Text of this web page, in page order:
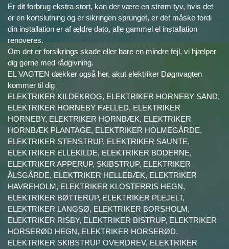
Er dit forbrug ekstra stort, kan der være en strøm tyv, hvis det
er en kortslutning og er sikringen sprunget, er det måske fordi
din installation er af ældre dato, alle gammel el installation
renoveres.
Om det er forsikrings skade eller bare en mindre fejl, vi hjælper
dig gerne med rådgivning.
EL VAGTEN dækker også her, akut elektriker Døgnvagten
kommer til dig
ELEKTRIKER KILDEKROG, ELEKTRIKER HORNEBY SAND,
ELEKTRIKER HORNEBY FÆLLED, ELEKTRIKER
HORNEBY, ELEKTRIKER HORNBÆK, ELEKTRIKER
HORNBÆK PLANTAGE, ELEKTRIKER HOLMEGÅRDE,
ELEKTRIKER STENSTRUP, ELEKTRIKER SAUNTE,
ELEKTRIKER ELLEKILDE, ELEKTRIKER BODERNE,
ELEKTRIKER APPERUP, SKIBSTRUP, ELEKTRIKER
ÅLSGÅRDE, ELEKTRIKER HELLEBÆK, ELEKTRIKER
HAVREHOLM, ELEKTRIKER KLOSTERRIS HEGN,
ELEKTRIKER BØTTERUP, ELEKTRIKER PLEJELT,
ELEKTRIKER LANGSØ, ELEKTRIKER BORSHOLM,
ELEKTRIKER RISBY, ELEKTRIKER BISTRUP, ELEKTRIKER
HORSERØD HEGN, ELEKTRIKER HORSERØD,
ELEKTRIKER SKIBSTRUP OVERDREV, ELEKTRIKER